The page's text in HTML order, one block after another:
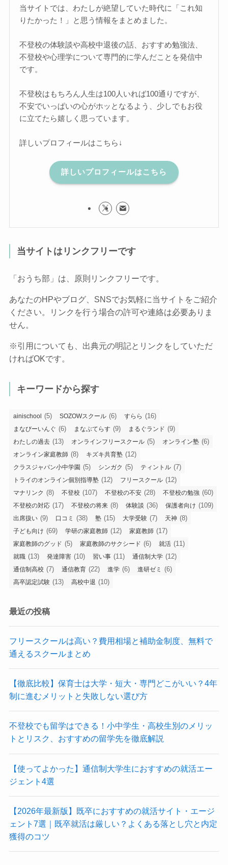
当サイトでは、わたしが絶望していた時代に「これ知
りたかった！」と思う情報をまとめました。
不登校の体験談や高校中退後の話、おすすめ勉強法、
不登校や心理学について専門的に学んだことを発信中
です。
不登校はもちろん人生は100人いれば100通りですが、
不安でいっぱいの心がホッとなるよう、少しでもお役
に立てたら嬉しく思っています。
詳しいプロフィールはこちら↓
詳しいプロフィールはこちら
当サイトはリンクフリーです
「おうち部」は、原則リンクフリーです。
あなたのHPやブログ、SNSでお気軽に当サイトをご紹介
ください。リンクを行う場合の許可や連絡は必要ありま
せん。
※引用についても、出典元の明記とリンクをしていただ
ければOKです。
キーワードから探す
ainischool (5) SOZOWスクール (6) すらら (16)
まなびーいんぐ (6) まなぶてらす (9) まるぐランド (9)
わたしの過去 (13) オンラインフリースクール (5) オンライン塾 (6)
オンライン家庭教師 (8) キズキ共育塾 (12)
クラスジャパン小中学園 (5) シンガク (5) ティントル (7)
トライのオンライン個別指導塾 (12) フリースクール (12)
マナリンク (8) 不登校 (107) 不登校の不安 (28) 不登校の勉強 (60)
不登校の対応 (17) 不登校の将来 (8) 体験談 (36) 保護者向け (109)
出席扱い (9) 口コミ (38) 塾 (15) 大学受験 (7) 天神 (8)
子ども向け (69) 学研の家庭教師 (12) 家庭教師 (17)
家庭教師のグッド (5) 家庭教師のサクシード (6) 就活 (11)
就職 (13) 発達障害 (10) 習い事 (11) 通信制大学 (12)
通信制高校 (7) 通信教育 (22) 進学 (6) 進研ゼミ (6)
高卒認定試験 (13) 高校中退 (10)
最近の投稿
フリースクールは高い？費用相場と補助金制度、無料で
通えるスクールまとめ
【徹底比較】保育士は大学・短大・専門どこがいい？4年
制に進むメリットと失敗しない選び方
不登校でも留学はできる！小中学生・高校生別のメリッ
トとリスク、おすすめの留学先を徹底解説
【使ってよかった】通信制大学生におすすめの就活エー
ジェント4選
【2026年最新版】既卒におすすめの就活サイト・エージ
ェント7選｜既卒就活は厳しい？よくある落とし穴と内定
獲得のコツ